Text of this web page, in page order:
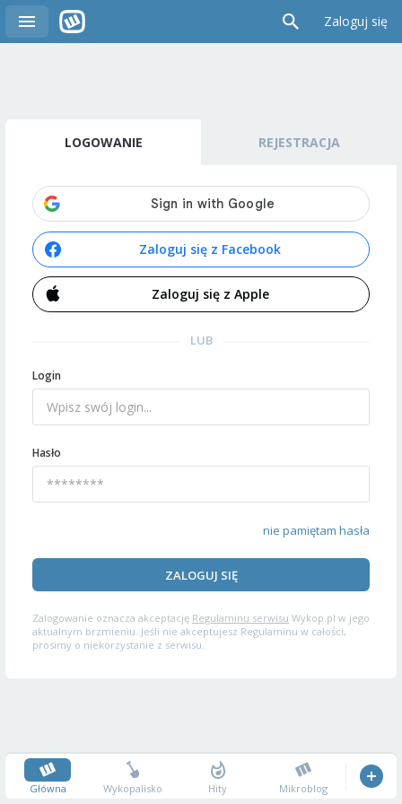
Zaloguj się
LOGOWANIE REJESTRACJA
Zaloguj się z Facebook
Zaloguj się z Apple
LUB
Login
Hasło
nie pamiętam hasła
ZALOGUJ SIĘ
Zalogowanie oznacza akceptację Regulaminu serwisu Wykop.pl w jego
aktualnym brzmieniu. Jeśli nie akceptujesz Regulaminu w całości,
prosimy o niekorzystanie z serwisu.
Główna Wykopalisko Hity Mikroblog